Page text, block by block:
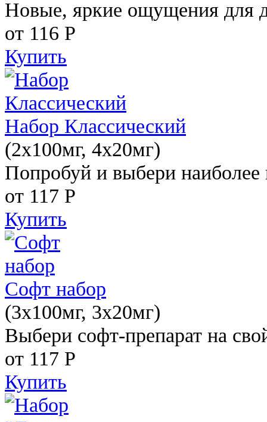
Новые, яркие ощущения для
от 116 Р
Купить
Набор Классический
(2x100мг, 4x20мг)
Попробуй и выбери наиболее
от 117 Р
Купить
Софт набор
(3x100мг, 3x20мг)
Выбери софт-препарат на
от 117 Р
Купить